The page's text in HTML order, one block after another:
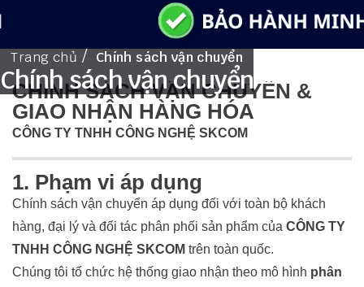
Trang chủ Chính sách vận chuyển
Chính sách vận chuyển
CHÍNH SÁCH VẬN CHUYỂN &
GIAO NHẬN HÀNG HÓA
CÔNG TY TNHH CÔNG NGHỆ SKCOM
1. Phạm vi áp dụng
Chính sách vận chuyển áp dụng đối với toàn bộ khách
hàng, đại lý và đối tác phân phối sản phẩm của CÔNG TY
TNHH CÔNG NGHỆ SKCOM trên toàn quốc.
Chúng tôi tổ chức hệ thống giao nhận theo mô hình phân